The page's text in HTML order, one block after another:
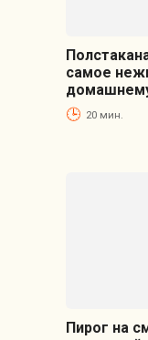
самое
20 мин.
Пирог на